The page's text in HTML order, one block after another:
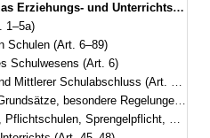
der Bekanntmachung vom 31. Mai 2000 (GVBl. S. 414, 632) BayRS 2230-1-1-K (Art. 1–125)
1–5a)
Schulen (Art. 6–89)
Schulwesens (Art. 6)
Schulabschluss (Art. 7–25)
Regelungen für Pflichtschulen (Art. 26–34)
Wahl des schulischen Bildungswegs (Art. 35–44)